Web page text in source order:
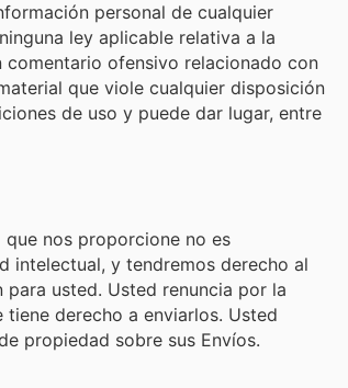
personal de cualquier
ley aplicable relativa a la
comentario ofensivo relacionado con
que viole cualquier disposición
de uso y puede dar lugar, entre
nos proporcione no es
intelectual, y tendremos derecho al
usted. Usted renuncia por la
derecho a enviarlos. Usted
propiedad sobre sus Envíos.